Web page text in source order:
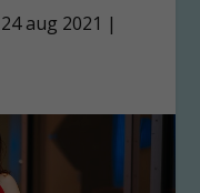
24 aug 2021 |